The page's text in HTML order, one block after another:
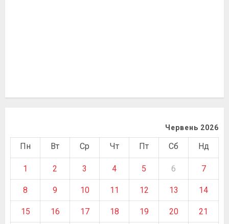
Червень 2026
Пн Вт Ср Чт Пт Сб Нд
1 2 3 4 5 6 7
8 9 10 11 12 13 14
15 16 17 18 19 20 21